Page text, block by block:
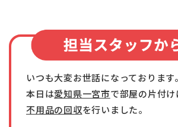
いつも大変お世話になっております。
本日は愛知県一宮市で部屋の片付け
不用品の回収を行いました。